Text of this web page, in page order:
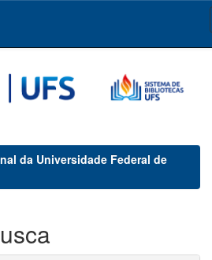
da Universidade Federal de